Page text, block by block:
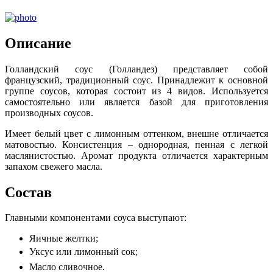
Описание
Голландский соус (Голландез) представляет собой
французский, традиционный соус. Принадлежит к основной
группе соусов, которая состоит из 4 видов. Используется
самостоятельно или является базой для приготовления
производных соусов.
Имеет белый цвет с лимонным оттенком, внешне отличается
матовостью. Консистенция – однородная, пенная с легкой
маслянистостью. Аромат продукта отличается характерным
запахом свежего масла.
Состав
Главными компонентами соуса выступают:
Яичные желтки;
Уксус или лимонный сок;
Масло сливочное.